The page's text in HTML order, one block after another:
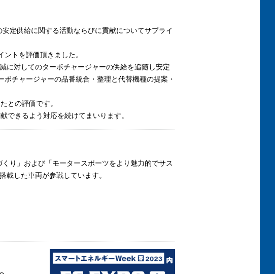
定供給に関する活動ならびに貢献についてサプライ
トを評価頂きました。
に対してのターボチャージャーの供給を追随し安定
チャージャーの品番統合・整理と代替機種の提案・
との評価です。
できるよう対応を続けてまいります。
り」および「モータースポーツをより魅力的でサス
載した車両が参戦しています。